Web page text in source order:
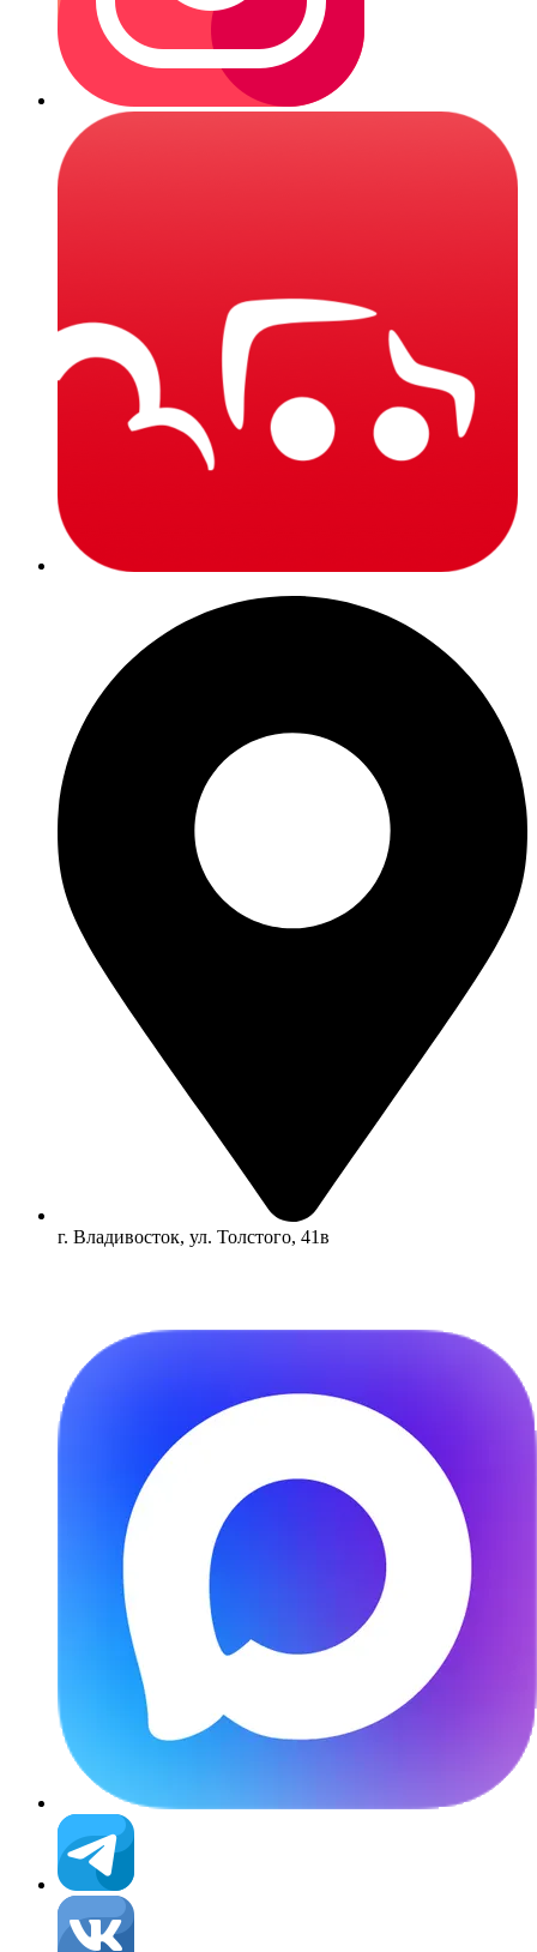
г. Владивосток, ул. Толстого, 41в